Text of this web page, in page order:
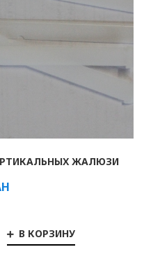
В КОРЗИНУ
ЖАЛЮЗИ